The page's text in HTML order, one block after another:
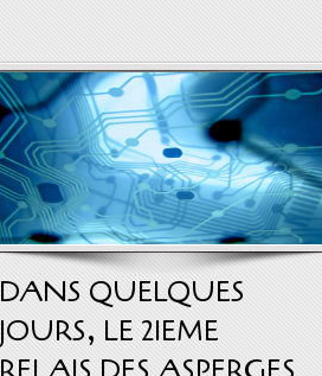
DANS QUELQUES
JOURS, LE 21EME